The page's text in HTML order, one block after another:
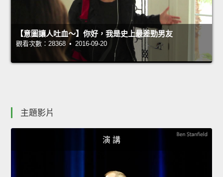
【意圖讓人吐血～】你好，我是史上最差勁男友
觀看次數：28368 • 2016-09-20
主題影片
演 講